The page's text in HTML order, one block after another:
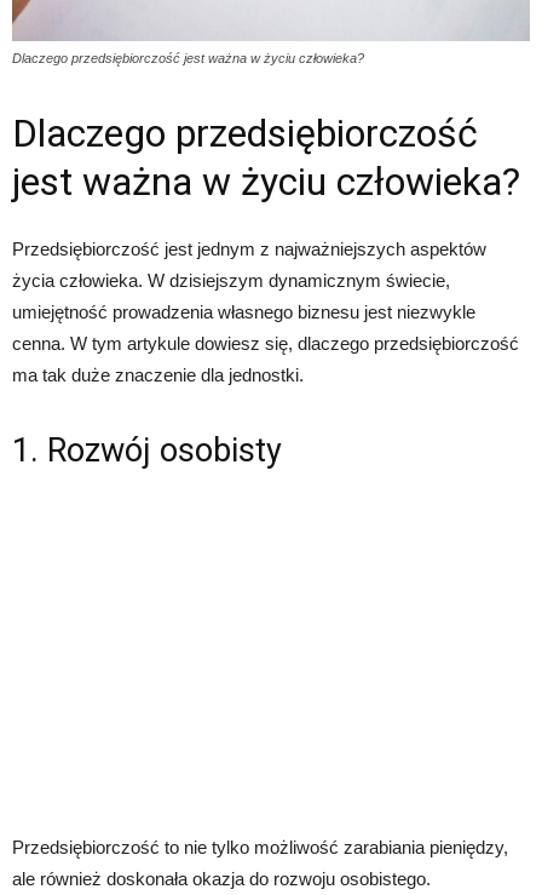
Dlaczego przedsiębiorczość jest ważna w życiu człowieka?
Dlaczego przedsiębiorczość
jest ważna w życiu człowieka?
Przedsiębiorczość jest jednym z najważniejszych aspektów
życia człowieka. W dzisiejszym dynamicznym świecie,
umiejętność prowadzenia własnego biznesu jest niezwykle
cenna. W tym artykule dowiesz się, dlaczego przedsiębiorczość
ma tak duże znaczenie dla jednostki.
1. Rozwój osobisty
Przedsiębiorczość to nie tylko możliwość zarabiania pieniędzy,
ale również doskonała okazja do rozwoju osobistego.